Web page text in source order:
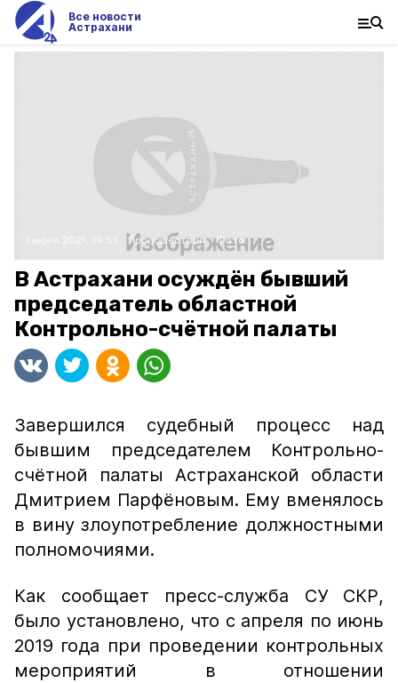
Все новости
Астрахани
Происшествия Фото:
В Астрахани осуждён бывший
председатель областной
Контрольно-счётной палаты
Завершился судебный процесс над
бывшим председателем Контрольно-
счётной палаты Астраханской области
Дмитрием Парфёновым. Ему вменялось
в вину злоупотребление должностными
полномочиями.
Как сообщает пресс-служба СУ СКР,
было установлено, что с апреля по июнь
2019 года при проведении контрольных
мероприятий в отношении